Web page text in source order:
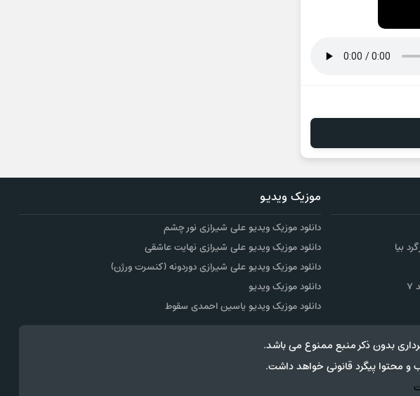
بیا
موزیک ویدیو
دانلود موزیک ویدیو علی شیرازی نور چشم
دانلود موزیک ویدیو علی شیرازی نهایت عاشقی
دانلود موزیک ویدیو علی شیرازی دوردونه (کنسرت ورژن)
دانلود موزیک ویدیو
دانلود موزیک ویدیو یاسین احمدی سقوط
بدون ذکر منبع ممنوع می باشد.